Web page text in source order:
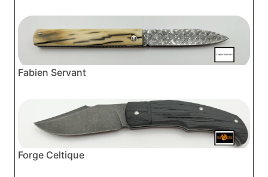
Fabien Servant
Forge Celtique